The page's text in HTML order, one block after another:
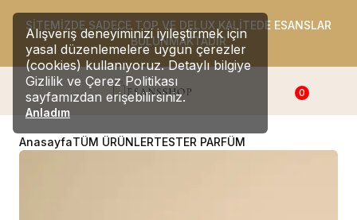
Alışveriş deneyiminizi iyileştirmek için
yasal düzenlemelere uygun çerezler
(cookies) kullanıyoruz. Detaylı bilgiye
Gizlilik ve Çerez Politikası
sayfamızdan erişebilirsiniz.
Anladım
SİTEMİZDE SADECE TOP VE DELUX KALİTEDE ESANSLAR
BULUNMAKTADIR
0
AnasayfaTÜM ÜRÜNLERTESTER PARFÜM